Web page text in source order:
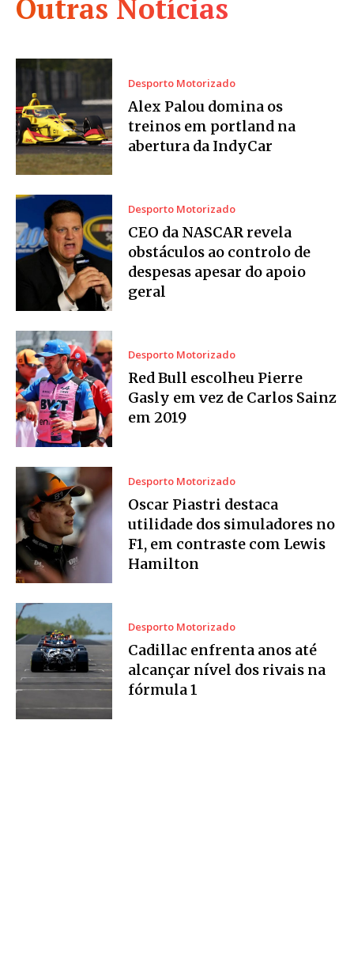
Outras Notícias
Desporto Motorizado
Alex Palou domina os
treinos em portland na
abertura da IndyCar
Desporto Motorizado
CEO da NASCAR revela
obstáculos ao controlo de
despesas apesar do apoio
geral
Desporto Motorizado
Red Bull escolheu Pierre
Gasly em vez de Carlos Sainz
em 2019
Desporto Motorizado
Oscar Piastri destaca
utilidade dos simuladores no
F1, em contraste com Lewis
Hamilton
Desporto Motorizado
Cadillac enfrenta anos até
alcançar nível dos rivais na
fórmula 1